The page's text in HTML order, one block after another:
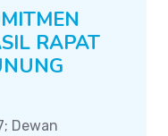
RAPAT
Dewan